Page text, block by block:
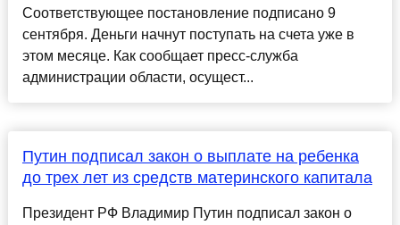
Соответствующее постановление подписано 9
сентября. Деньги начнут поступать на счета уже в
этом месяце. Как сообщает пресс-служба
администрации области, осущест...
Путин подписал закон о выплате на ребенка
до трех лет из средств материнского капитала
Президент РФ Владимир Путин подписал закон о